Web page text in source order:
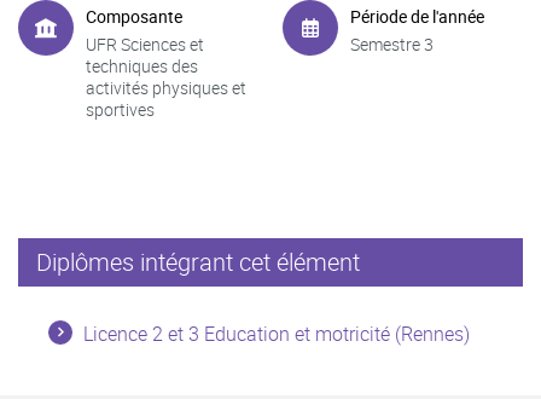
Composante
UFR Sciences et
techniques des
activités physiques et
sportives
Période de l'année
Semestre 3
Diplômes intégrant cet élément
Licence 2 et 3 Education et motricité (Rennes)